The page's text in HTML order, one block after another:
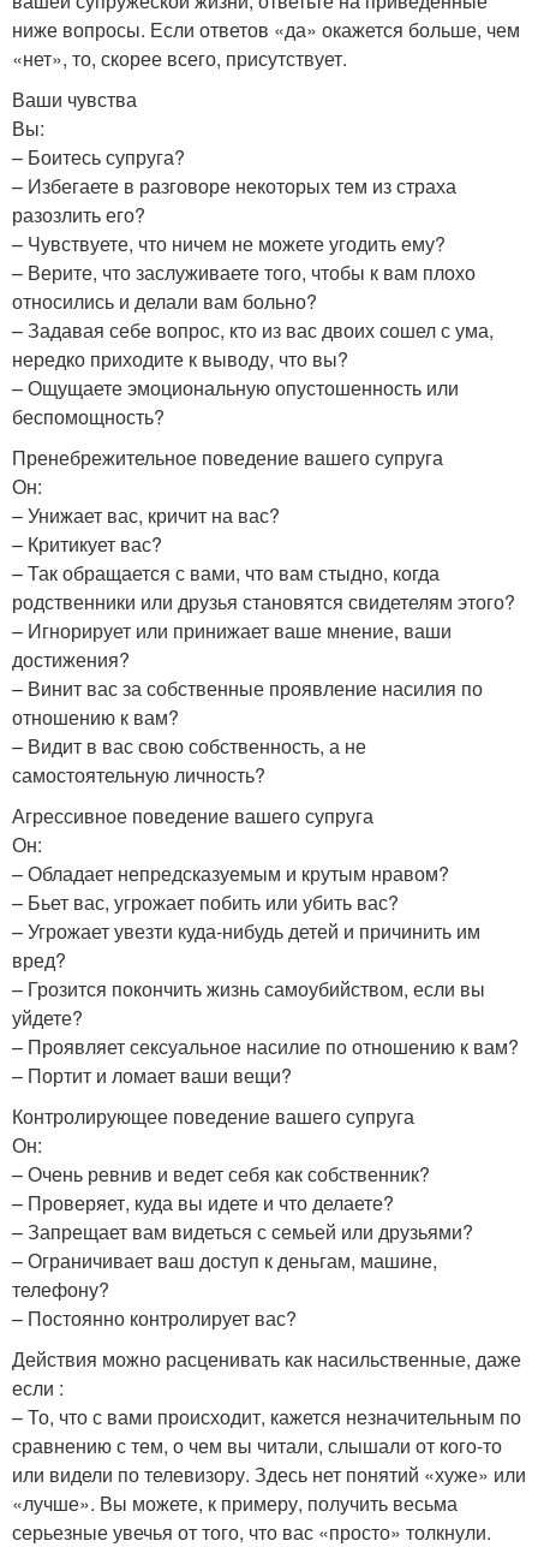
ниже вопросы. Если ответов «да» окажется больше, чем
«нет», то, скорее всего, присутствует.
Ваши чувства
Вы:
– Боитесь супруга?
– Избегаете в разговоре некоторых тем из страха
разозлить его?
– Чувствуете, что ничем не можете угодить ему?
– Верите, что заслуживаете того, чтобы к вам плохо
относились и делали вам больно?
– Задавая себе вопрос, кто из вас двоих сошел с ума,
нередко приходите к выводу, что вы?
– Ощущаете эмоциональную опустошенность или
беспомощность?
Пренебрежительное поведение вашего супруга
Он:
– Унижает вас, кричит на вас?
– Критикует вас?
– Так обращается с вами, что вам стыдно, когда
родственники или друзья становятся свидетелям этого?
– Игнорирует или принижает ваше мнение, ваши
достижения?
– Винит вас за собственные проявление насилия по
отношению к вам?
– Видит в вас свою собственность, а не
самостоятельную личность?
Агрессивное поведение вашего супруга
Он:
– Обладает непредсказуемым и крутым нравом?
– Бьет вас, угрожает побить или убить вас?
– Угрожает увезти куда-нибудь детей и причинить им
вред?
– Грозится покончить жизнь самоубийством, если вы
уйдете?
– Проявляет сексуальное насилие по отношению к вам?
– Портит и ломает ваши вещи?
Контролирующее поведение вашего супруга
Он:
– Очень ревнив и ведет себя как собственник?
– Проверяет, куда вы идете и что делаете?
– Запрещает вам видеться с семьей или друзьями?
– Ограничивает ваш доступ к деньгам, машине,
телефону?
– Постоянно контролирует вас?
Действия можно расценивать как насильственные, даже
если :
– То, что с вами происходит, кажется незначительным по
сравнению с тем, о чем вы читали, слышали от кого-то
или видели по телевизору. Здесь нет понятий «хуже» или
«лучше». Вы можете, к примеру, получить весьма
серьезные увечья от того, что вас «просто» толкнули.